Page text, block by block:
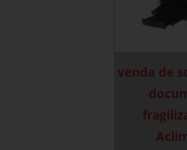
venda de